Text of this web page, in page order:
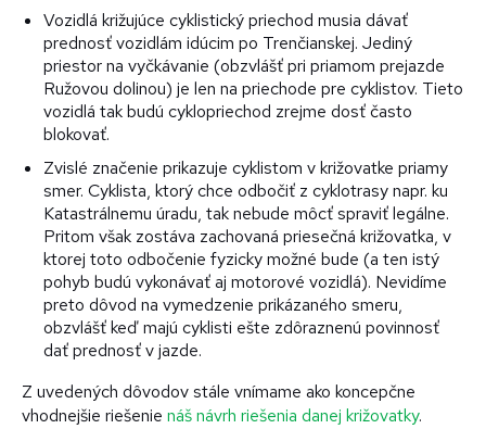
Vozidlá križujúce cyklistický priechod musia dávať
prednosť vozidlám idúcim po Trenčianskej. Jediný
priestor na vyčkávanie (obzvlášť pri priamom prejazde
Ružovou dolinou) je len na priechode pre cyklistov. Tieto
vozidlá tak budú cyklopriechod zrejme dosť často
blokovať.
Zvislé značenie prikazuje cyklistom v križovatke priamy
smer. Cyklista, ktorý chce odbočiť z cyklotrasy napr. ku
Katastrálnemu úradu, tak nebude môcť spraviť legálne.
Pritom však zostáva zachovaná priesečná križovatka, v
ktorej toto odbočenie fyzicky možné bude (a ten istý
pohyb budú vykonávať aj motorové vozidlá). Nevidíme
preto dôvod na vymedzenie prikázaného smeru,
obzvlášť keď majú cyklisti ešte zdôraznenú povinnosť
dať prednosť v jazde.
Z uvedených dôvodov stále vnímame ako koncepčne
vhodnejšie riešenie náš návrh riešenia danej križovatky.